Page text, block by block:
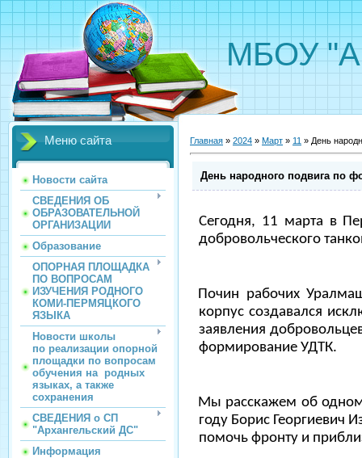
МБОУ
Меню сайта
Новости сайта
СВЕДЕНИЯ ОБ
ОБРАЗОВАТЕЛЬНОЙ
ОРГАНИЗАЦИИ
Образование
ОПОРНАЯ ПЛОЩАДКА
ПО ВОПРОСАМ
ИЗУЧЕНИЯ РОДНОГО
КОМИ-ПЕРМЯЦКОГО
ЯЗЫКА
Новости школы
по реализации опорной
площадки по вопросам
обучения на родных
языках, а также
сохранения
СВЕДЕНИЯ о СП
"Архангельский ДС"
Информация
Главная » 2024 » Март » 11 » День
День народного подвига по
Сегодня, 11 марта в
добровольческого
Почин рабочих
корпус создавался
заявления
формирование УДТК.
Мы расскажем об
году Борис Георгиевич
помочь фронту и